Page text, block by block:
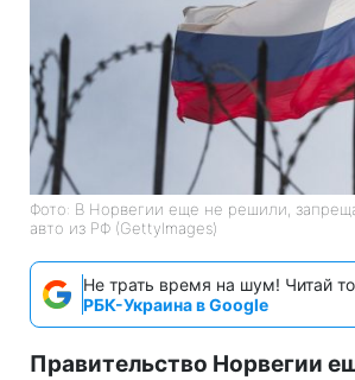
Фото: В Норвегии еще не решили,
авто из РФ (GettyImagеs)
Не трать время на шум! Читай
РБК-Украина в Google
Правительство Норвегии